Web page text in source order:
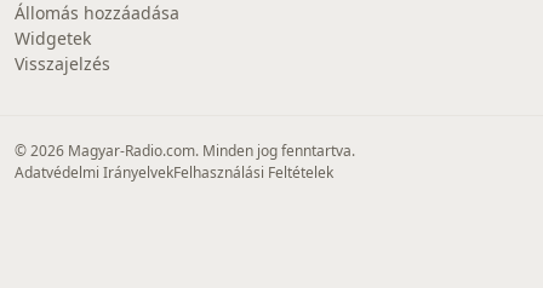
Állomás hozzáadása
Widgetek
Visszajelzés
© 2026 Magyar-Radio.com. Minden jog fenntartva.
Adatvédelmi IrányelvekFelhasználási Feltételek